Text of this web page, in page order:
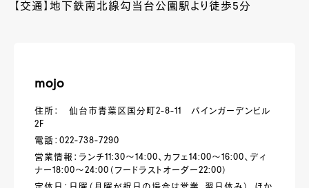
【交通】地下鉄南北線勾当台公園駅より徒歩5分
mojo
住所： 仙台市青葉区国分町2-8-11 パインガーデンビル
2F
電話：022-738-7290
営業情報：ランチ11:30～14:00、カフェ14:00～16:00、ディ
ナー18:00～24:00（フードラストオーダー22:00）